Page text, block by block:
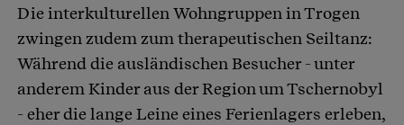
Die interkulturellen Wohngruppen in Trogen
zwingen zudem zum therapeutischen Seiltanz:
Während die ausländischen Besucher - unter
anderem Kinder aus der Region um Tschernobyl
- eher die lange Leine eines Ferienlagers erleben,